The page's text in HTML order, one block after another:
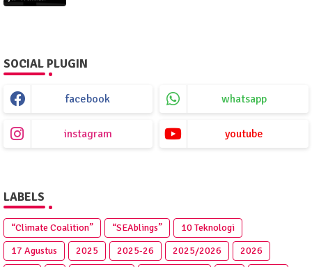
SOCIAL PLUGIN
facebook whatsapp
instagram youtube
LABELS
“Climate Coalition” “SEAblings”
10 Teknologi
17 Agustus
2025 2025‑26 2025/2026
2026